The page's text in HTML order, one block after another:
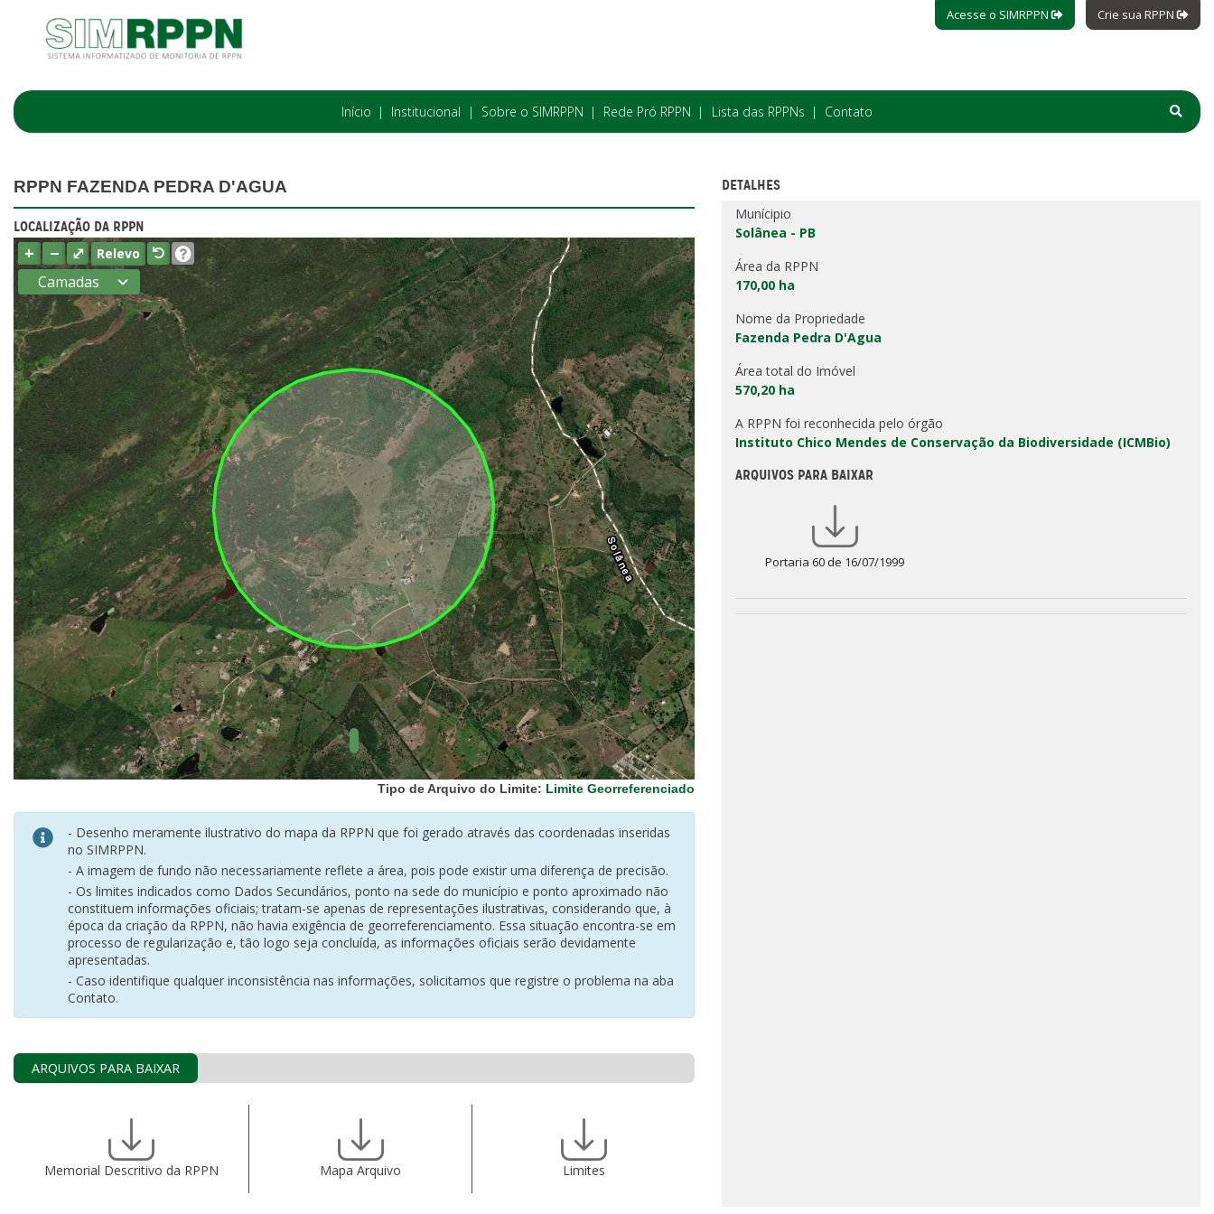
Acesse o SIMRPPN Crie sua RPPN
Início Institucional Sobre o SIMRPPN Rede Pró RPPN Lista das RPPNs Contato
RPPN FAZENDA PEDRA D'AGUA
LOCALIZAÇÃO DA RPPN
+ − ⤢ Relevo
Camadas
Estados
Municípios
Terras
indígenas
(FUNAI)
UC Federal
UC Estaduais
UC
Municipais
Hidrografia
1:1.000.000
(ANA)
Biomas
(IBGE)
Vegetação
(IBGE)
Rodovias
(IBGE)
Relevo
(IBGE)
Tipo de Arquivo do Limite: Limite Georreferenciado
- Desenho meramente ilustrativo do mapa da RPPN que foi gerado através das coordenadas inseridas
no SIMRPPN.
- A imagem de fundo não necessariamente reflete a área, pois pode existir uma diferença de precisão.
- Os limites indicados como Dados Secundários, ponto na sede do município e ponto aproximado não
constituem informações oficiais; tratam-se apenas de representações ilustrativas, considerando que, à
época da criação da RPPN, não havia exigência de georreferenciamento. Essa situação encontra-se em
processo de regularização e, tão logo seja concluída, as informações oficiais serão devidamente
apresentadas.
- Caso identifique qualquer inconsistência nas informações, solicitamos que registre o problema na aba
Contato.
ARQUIVOS PARA BAIXAR
Memorial Descritivo da RPPN Mapa Arquivo Limites
DETALHES
Munícipio
Solânea - PB
Área da RPPN
170,00 ha
Nome da Propriedade
Fazenda Pedra D'Agua
Área total do Imóvel
570,20 ha
A RPPN foi reconhecida pelo órgão
Instituto Chico Mendes de Conservação da Biodiversidade (ICMBio)
ARQUIVOS PARA BAIXAR
Portaria 60 de 16/07/1999